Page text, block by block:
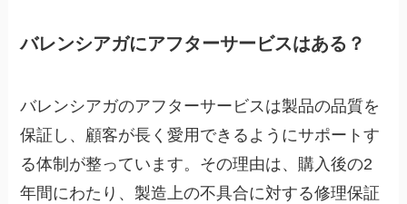
バレンシアガにアフターサービスはある？
バレンシアガのアフターサービスは製品の品質を
保証し、顧客が長く愛用できるようにサポートす
る体制が整っています。その理由は、購入後の2
年間にわたり、製造上の不具合に対する修理保証